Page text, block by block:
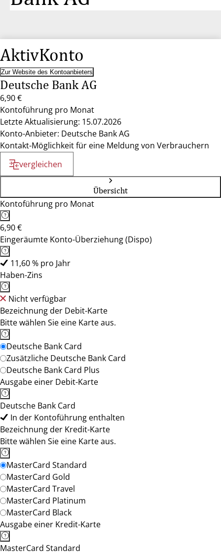
AktivKonto
Zur Website des Kontoanbieters
Deutsche Bank AG
6,90 €
Kontoführung pro Monat
Letzte Aktualisierung: 15.07.2026
Konto-Anbieter: Deutsche Bank AG
Kontakt-Möglichkeit für eine Meldung von Verbrauchern
vergleichen
Übersicht
Kontoführung pro Monat
6,90 €
Eingeräumte Konto-Überziehung (Dispo)
11,60 % pro Jahr
Haben-Zins
Nicht verfügbar
Bezeichnung der Debit-Karte
Bitte wählen Sie eine Karte aus.
Deutsche Bank Card
Zusätzliche Deutsche Bank Card
Deutsche Bank Card Plus
Ausgabe einer Debit-Karte
Deutsche Bank Card
In der Kontoführung enthalten
Bezeichnung der Kredit-Karte
Bitte wählen Sie eine Karte aus.
MasterCard Standard
MasterCard Gold
MasterCard Travel
MasterCard Platinum
MasterCard Black
Ausgabe einer Kredit-Karte
MasterCard Standard